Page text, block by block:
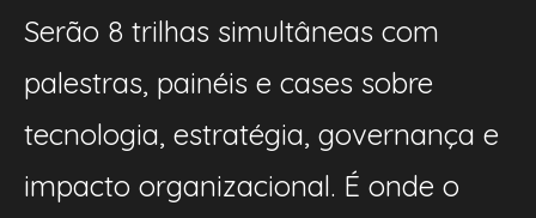
Serão 8 trilhas simultâneas com
palestras, painéis e cases sobre
tecnologia, estratégia, governança e
impacto organizacional. É onde o